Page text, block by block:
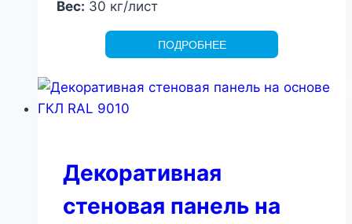
Вес: 30 кг/лист
ПОДРОБНЕЕ
Декоративная
стеновая панель на